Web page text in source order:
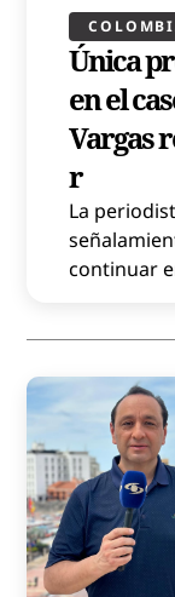
Única
en el
Vargas
r
La
continuar